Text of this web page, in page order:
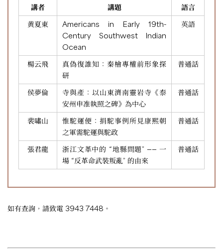
講者 講題
語言
黄夏東
Americans in Early 19th-
Century Southwest Indian
Ocean
英語
楊云飛
真偽復誰知：秦檜專權前形象探
研
普通話
侯夢倫
寺與產：以山東濟南靈岩寺《泰
安州申准執照之碑》為中心
普通話
裴嘯山
惟駝運便：捐駝事例所見康熙朝
之軍需駝運與駝政
普通話
張君龍
浙江文革中的 “地縣問題” —— 一
場 “反革命武裝叛亂” 的由來
普通話
如有查詢，請致電 3943 7448。